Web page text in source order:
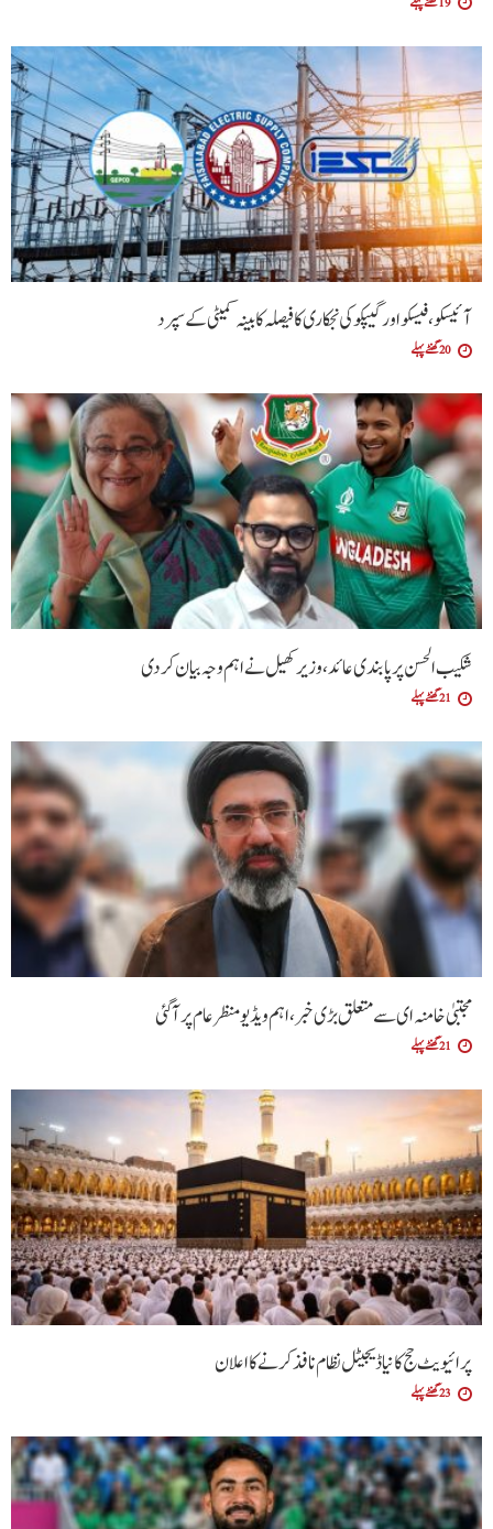
آئیسکو، فیسکو اور گیپکو کی نجکاری کا فیصلہ کابینہ کمیٹی کے سپرد
20 گھنٹے پہلے
شکیب الحسن پر پابندی عائد، وزیر کھیل نے اہم وجہ بیان کر دی
21 گھنٹے پہلے
مجتبیٰ خامنہ ای سے متعلق بڑی خبر، اہم ویڈیو منظرعام پر آگئی
21 گھنٹے پہلے
پرائیویٹ حج کا نیا ڈیجیٹل نظام نافذ کرنے کا اعلان
23 گھنٹے پہلے